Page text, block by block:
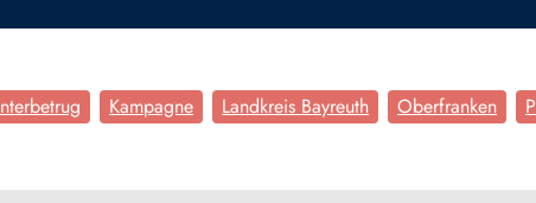
Kampagne Landkreis Bayreuth Oberfranken